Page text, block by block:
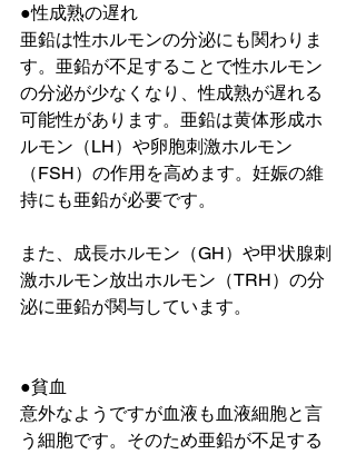
●性成熟の遅れ
亜鉛は性ホルモンの分泌にも関わりま
す。亜鉛が不足することで性ホルモン
の分泌が少なくなり、性成熟が遅れる
可能性があります。亜鉛は黄体形成ホ
ルモン（LH）や卵胞刺激ホルモン
（FSH）の作用を高めます。妊娠の維
持にも亜鉛が必要です。
また、成長ホルモン（GH）や甲状腺刺
激ホルモン放出ホルモン（TRH）の分
泌に亜鉛が関与しています。
●貧血
意外なようですが血液も血液細胞と言
う細胞です。そのため亜鉛が不足する